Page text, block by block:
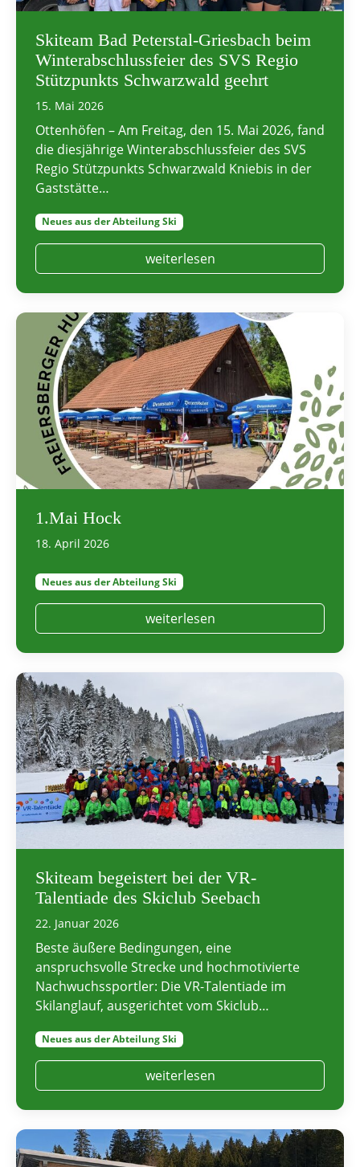
Skiteam Bad Peterstal-Griesbach beim
Winterabschlussfeier des SVS Regio
Stützpunkts Schwarzwald geehrt
15. Mai 2026
Ottenhöfen – Am Freitag, den 15. Mai 2026, fand
die diesjährige Winterabschlussfeier des SVS
Regio Stützpunkts Schwarzwald Kniebis in der
Gaststätte…
Neues aus der Abteilung Ski
weiterlesen
1.Mai Hock
18. April 2026
Neues aus der Abteilung Ski
weiterlesen
Skiteam begeistert bei der VR-
Talentiade des Skiclub Seebach
22. Januar 2026
Beste äußere Bedingungen, eine
anspruchsvolle Strecke und hochmotivierte
Nachwuchssportler: Die VR-Talentiade im
Skilanglauf, ausgerichtet vom Skiclub…
Neues aus der Abteilung Ski
weiterlesen